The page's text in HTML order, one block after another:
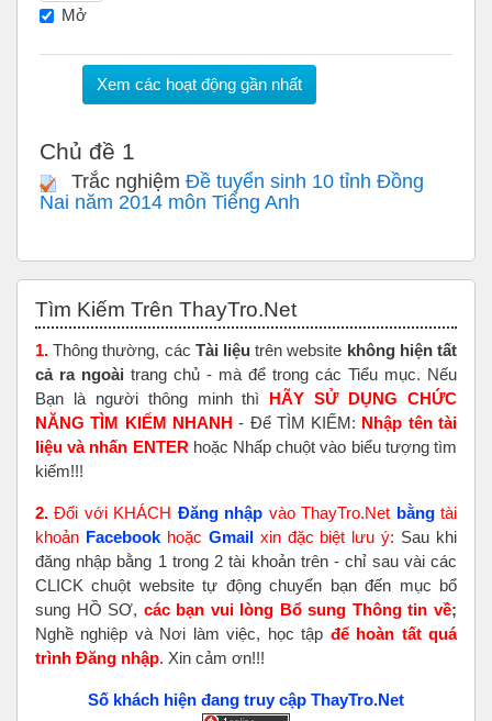
Mở
Chủ đề 1
Trắc nghiệm Đề tuyển sinh 10 tỉnh Đồng
Nai năm 2014 môn Tiếng Anh
Tìm Kiếm Trên ThayTro.Net
1. Thông thường, các Tài liệu trên website không hiện tất
cả ra ngoài trang chủ - mà để trong các Tiểu mục. Nếu
Bạn là người thông minh thì HÃY SỬ DỤNG CHỨC
NĂNG TÌM KIẾM NHANH - Để TÌM KIẾM: Nhập tên tài
liệu và nhấn ENTER hoặc Nhấp chuột vào biểu tượng tìm
kiếm!!!
2. Đối với KHÁCH Đăng nhập vào ThayTro.Net bằngtài
khoản Facebook hoặc Gmailxin đặc biệt lưu ý: Sau khi
đăng nhập bằng 1 trong 2 tài khoản trên - chỉ sau vài các
CLICK chuột website tự động chuyển bạn đến mục bổ
sung HỒ SƠ, các bạn vui lòng Bổ sung Thông tin về;
Nghề nghiệp và Nơi làm việc, học tập để hoàn tấtquá
trình Đăng nhập. Xin cảm ơn!!!
Số khách hiện đang truy cập ThayTro.Net